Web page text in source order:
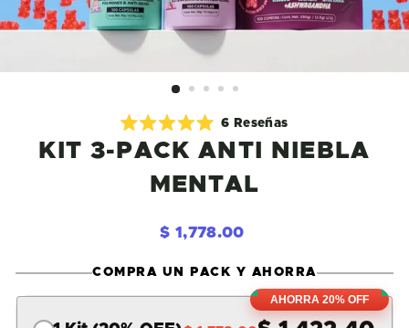
5.0
de
5
estrellas
6 ReseñasHaz
clic
KIT 3-PACK ANTI NIEBLA
MENTAL
Precio
$ 1,778.00$
COMPRA UN PACK Y AHORRA
AHORRA 20% OFF